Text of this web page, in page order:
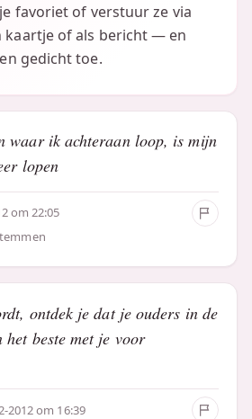
favoriet of verstuur ze via
kaartje of als bericht — en
gedicht toe.
waar ik achteraan loop, is mijn
lopen
om 22:05
ontdek je dat je ouders in de
het beste met je voor
2012 om 16:39